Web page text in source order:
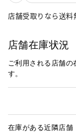
店舗受取りなら送料
店舗在庫状況
ご利用される店舗の
す。
在庫がある近隣店舗